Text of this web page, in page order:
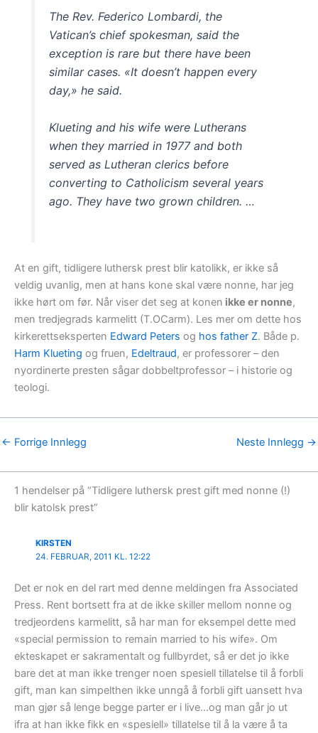
The Rev. Federico Lombardi, the
Vatican’s chief spokesman, said the
exception is rare but there have been
similar cases. «It doesn’t happen every
day,» he said.
Klueting and his wife were Lutherans
when they married in 1977 and both
served as Lutheran clerics before
converting to Catholicism several years
ago. They have two grown children. …
At en gift, tidligere luthersk prest blir katolikk, er ikke så
veldig uvanlig, men at hans kone skal være nonne, har jeg
ikke hørt om før. Når viser det seg at konen ikke er nonne,
men tredjegrads karmelitt (T.OCarm). Les mer om dette hos
kirkerettseksperten Edward Peters og hos father Z. Både p.
Harm Klueting og fruen, Edeltraud, er professorer – den
nyordinerte presten sågar dobbeltprofessor – i historie og
teologi.
← Forrige Innlegg Neste Innlegg →
1 hendelser på “Tidligere luthersk prest gift med nonne (!)
blir katolsk prest”
KIRSTEN
24. FEBRUAR, 2011 KL. 12:22
Det er nok en del rart med denne meldingen fra Associated
Press. Rent bortsett fra at de ikke skiller mellom nonne og
tredjeordens karmelitt, så har man for eksempel dette med
«special permission to remain married to his wife». Om
ekteskapet er sakramentalt og fullbyrdet, så er det jo ikke
bare det at man ikke trenger noen spesiell tillatelse til å forbli
gift, man kan simpelthen ikke unngå å forbli gift uansett hva
man gjør så lenge begge parter er i live…og man går jo ut
ifra at han ikke fikk en «spesiell» tillatelse til å la være å ta